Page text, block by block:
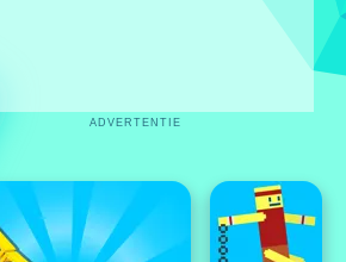
ADVERTENTIE